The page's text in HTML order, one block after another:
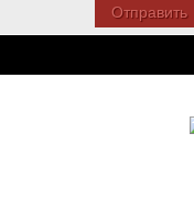
Отправить